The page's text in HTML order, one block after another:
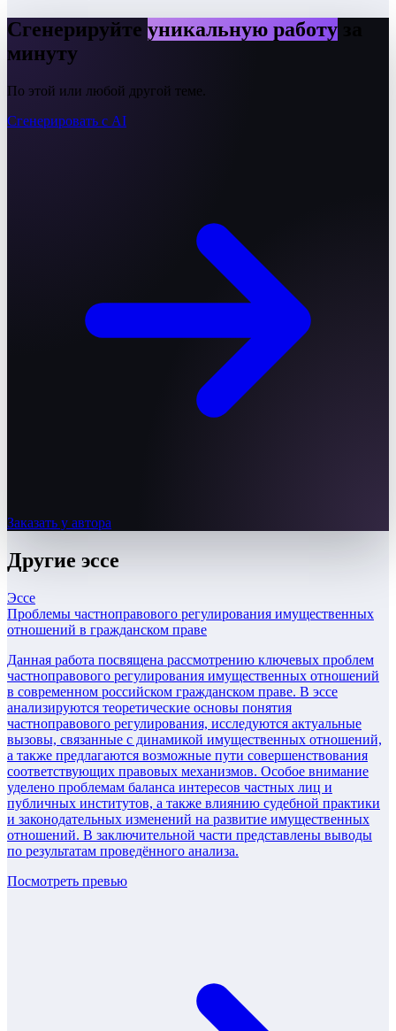
Сгенерируйте уникальную работу
минуту
По этой или любой другой теме.
Сгенерировать с AI
Заказать у автора
Другие эссе
Эссе
Проблемы частноправового регулирования имущественных
отношений в гражданском праве
Данная работа посвящена рассмотрению ключевых проблем
частноправового регулирования имущественных отношений
в современном российском гражданском праве. В эссе
анализируются теоретические основы понятия
частноправового регулирования, исследуются актуальные
вызовы, связанные с динамикой имущественных отношений,
а также предлагаются возможные пути совершенствования
соответствующих правовых механизмов. Особое внимание
уделено проблемам баланса интересов частных лиц и
публичных институтов, а также влиянию судебной практики
и законодательных изменений на развитие имущественных
отношений. В заключительной части представлены выводы
по результатам проведённого анализа.
Посмотреть превью